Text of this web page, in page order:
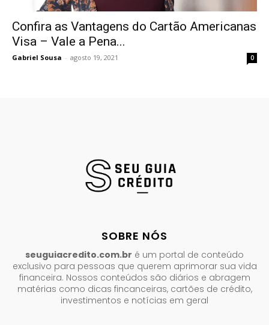
Confira as Vantagens do Cartão Americanas
Visa – Vale a Pena...
Gabriel Sousa - agosto 19, 2021 0
SOBRE NÓS
seuguiacredito.com.br é um portal de conteúdo
exclusivo para pessoas que querem aprimorar sua vida
financeira. Nossos conteúdos são diários e abragem
matérias como dicas fincanceiras, cartões de crédito,
investimentos e notícias em geral